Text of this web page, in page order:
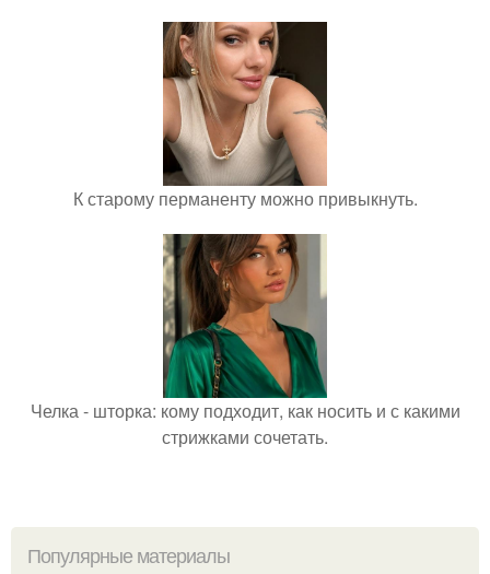
К старому перманенту можно привыкнуть.
Челка - шторка: кому подходит, как носить и с какими
стрижками сочетать.
Популярные материалы